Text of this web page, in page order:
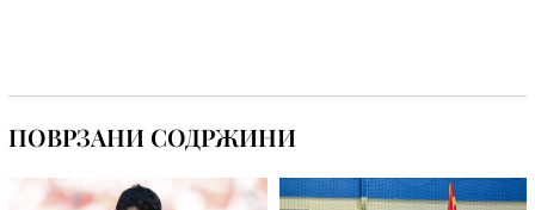
ПОВРЗАНИ СОДРЖИНИ